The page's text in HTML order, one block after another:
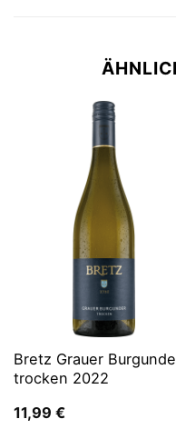
Bretz Grauer
trocken 2022
11,99 €